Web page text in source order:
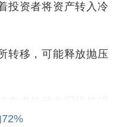
投资者将资产转入冷
转移，可能释放抛压